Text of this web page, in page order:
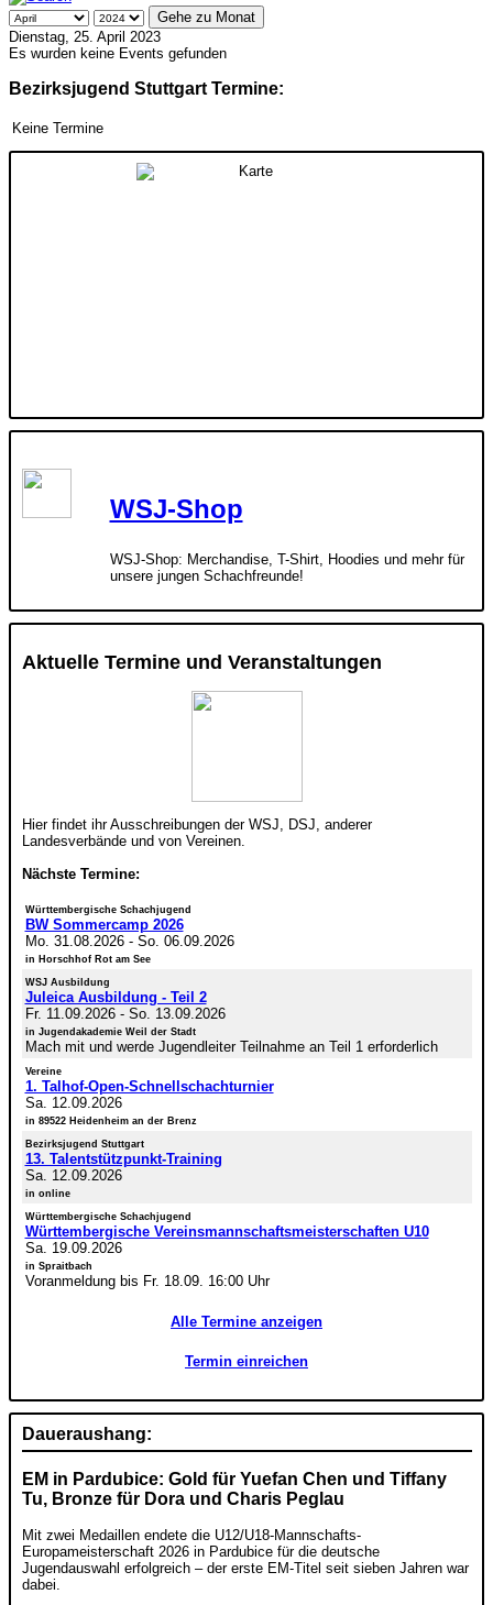
Gehe zu Monat
Dienstag, 25. April 2023
Es wurden keine Events gefunden
Bezirksjugend Stuttgart Termine:
Keine Termine
WSJ-Shop
WSJ-Shop: Merchandise, T-Shirt, Hoodies und mehr für
unsere jungen Schachfreunde!
Aktuelle Termine und Veranstaltungen
Hier findet ihr Ausschreibungen der WSJ, DSJ, anderer
Landesverbände und von Vereinen.
Nächste Termine:
Württembergische Schachjugend
BW Sommercamp 2026
Mo. 31.08.2026- So. 06.09.2026
in Horschhof Rot am See
WSJ Ausbildung
Juleica Ausbildung - Teil 2
Fr. 11.09.2026- So. 13.09.2026
in Jugendakademie Weil der Stadt
Mach mit und werde Jugendleiter Teilnahme an Teil 1 erforderlich
Vereine
1. Talhof-Open-Schnellschachturnier
Sa. 12.09.2026
in 89522 Heidenheim an der Brenz
Bezirksjugend Stuttgart
13. Talentstützpunkt-Training
Sa. 12.09.2026
in online
Württembergische Schachjugend
Württembergische Vereinsmannschaftsmeisterschaften U10
Sa. 19.09.2026
in Spraitbach
Voranmeldung bis Fr. 18.09. 16:00 Uhr
Alle Termine anzeigen
Termin einreichen
Daueraushang:
EM in Pardubice: Gold für Yuefan Chen und Tiffany
Tu, Bronze für Dora und Charis Peglau
Mit zwei Medaillen endete die U12/U18-Mannschafts-
Europameisterschaft 2026 in Pardubice für die deutsche
Jugendauswahl erfolgreich – der erste EM-Titel seit sieben Jahren war
dabei.